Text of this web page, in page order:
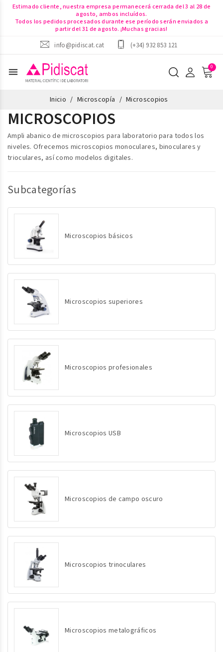
Estimado cliente, nuestra empresa permanecerá cerrada del 3 al 28 de
agosto, ambos incluídos.
Todos los pedidos procesados durante ese período serán enviados a
partir del 31 de agosto. ¡Muchas gracias!
info@pidiscat.cat
(+34) 932 853 121
menu
Inicio Microscopía Microscopios
MICROSCOPIOS
Ampli abanico de microscopios para laboratorio para todos los
niveles. Ofrecemos microscopios monoculares, binoculares y
trioculares, así como modelos digitales.
Subcategorías
Microscopios básicos
Microscopios superiores
Microscopios profesionales
Microscopios USB
Microscopios de campo oscuro
Microscopios trinoculares
Microscopios metalográficos